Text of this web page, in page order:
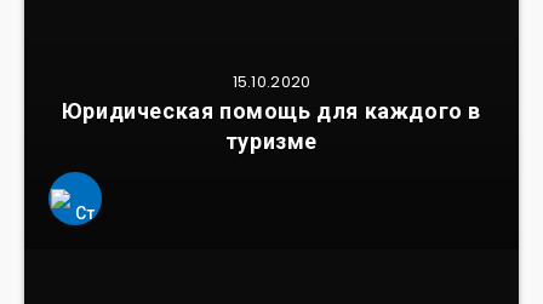
15.10.2020
Юридическая помощь для каждого в
туризме